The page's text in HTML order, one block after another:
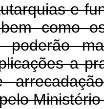
e
como
poderão
a